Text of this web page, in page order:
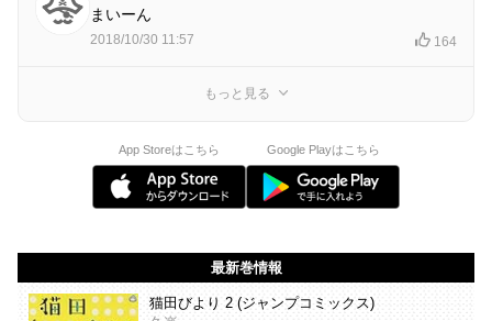
まいーん
2018/10/30 11:57 164
もっと見る
App Storeはこちら Google Playはこちら
最新巻情報
猫田びより 2 (ジャンプコミックス)